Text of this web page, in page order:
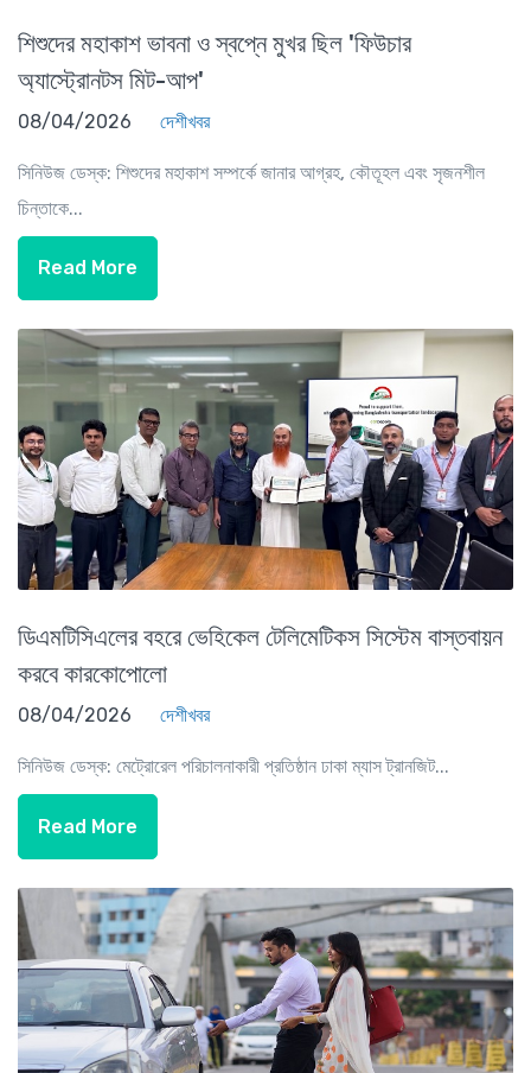
শিশুদের মহাকাশ ভাবনা ও স্বপ্নে মুখর ছিল 'ফিউচার
অ্যাস্ট্রোনটস মিট-আপ'
08/04/2026 দেশীখবর
সিনিউজ ডেস্ক: শিশুদের মহাকাশ সম্পর্কে জানার আগ্রহ, কৌতূহল এবং সৃজনশীল
চিন্তাকে...
Read More
ডিএমটিসিএলের বহরে ভেহিকেল টেলিমেটিকস সিস্টেম বাস্তবায়ন
করবে কারকোপোলো
08/04/2026 দেশীখবর
সিনিউজ ডেস্ক: মেট্রোরেল পরিচালনাকারী প্রতিষ্ঠান ঢাকা ম্যাস ট্রানজিট...
Read More